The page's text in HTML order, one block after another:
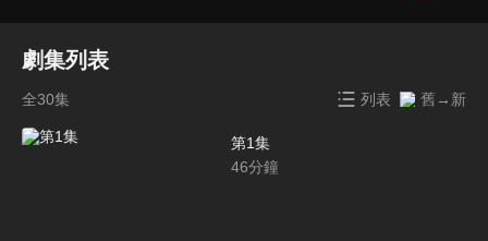
劇集列表
全30集 列表 舊→新
第1集
46分鐘